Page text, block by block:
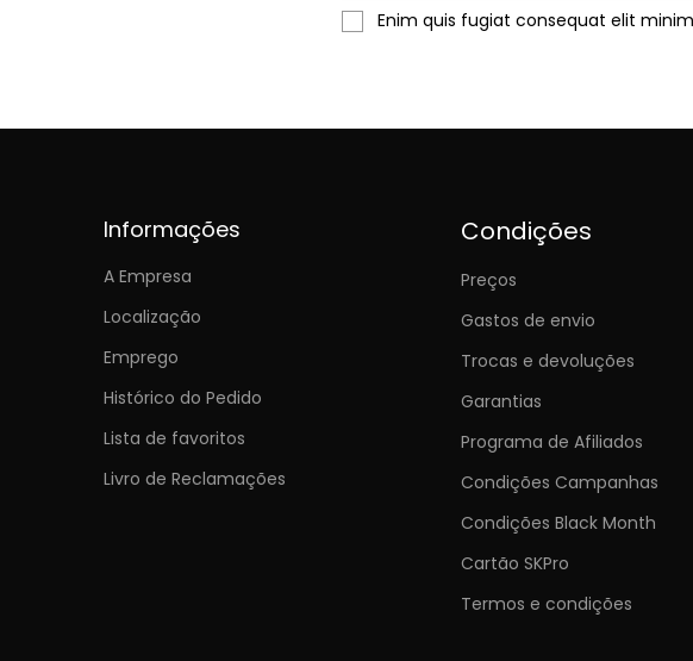
Enim quis fugiat consequat elit
Informações
A Empresa
Localização
Emprego
Histórico do Pedido
Lista de favoritos
Livro de Reclamações
Condições
Preços
Gastos de envio
Trocas e devoluções
Garantias
Programa de Afiliados
Condições Campanhas
Condições Black Month
Cartão SKPro
Termos e condições